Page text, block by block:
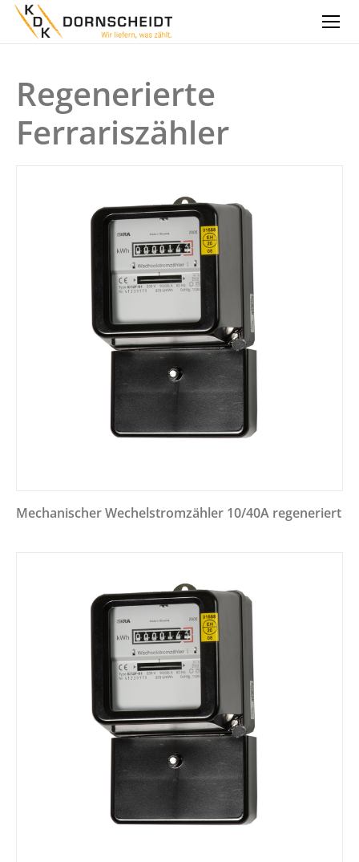
Regenerierte
Ferrariszähler
Mechanischer Wechelstromzähler 10/40A regeneriert